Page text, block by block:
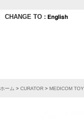
CHANGE TO :
ホーム > CURATOR > MEDICOM TOY